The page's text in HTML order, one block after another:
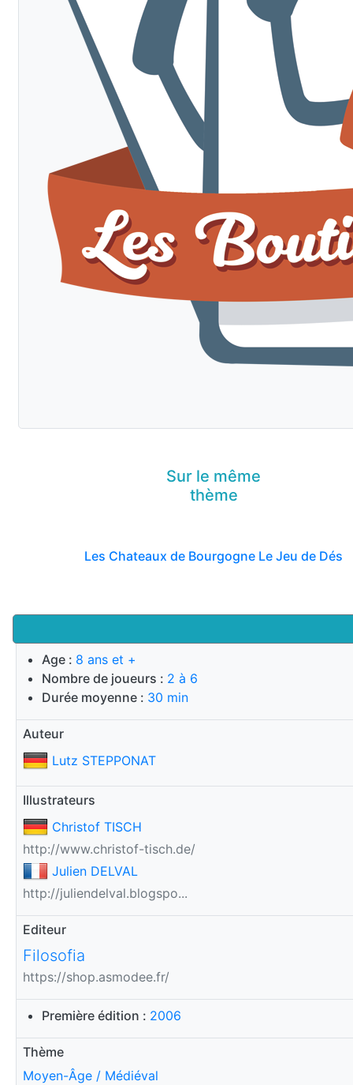
Age : 8 ans et +
Nombre de joueurs : 2 à 6
Durée moyenne : 30 min
Auteur
Lutz STEPPONAT
Illustrateurs
Christof TISCH
http://www.christof-tisch.de/
Julien DELVAL
http://juliendelval.blogspo...
Editeur
Filosofia
https://shop.asmodee.fr/
Première édition : 2006
Thème
Moyen-Âge / Médiéval
Sur le même
thème
Les Chateaux de Bourgogne Le Jeu de Dés